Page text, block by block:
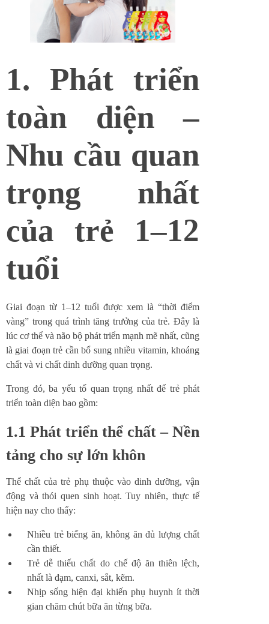
1. Phát triển
toàn diện –
Nhu cầu quan
trọng nhất
của trẻ 1–12
tuổi
Giai đoạn từ 1–12 tuổi được xem là “thời điểm
vàng” trong quá trình tăng trưởng của trẻ. Đây là
lúc cơ thể và não bộ phát triển mạnh mẽ nhất, cũng
là giai đoạn trẻ cần bổ sung nhiều vitamin, khoáng
chất và vi chất dinh dưỡng quan trọng.
Trong đó, ba yếu tố quan trọng nhất để trẻ phát
triển toàn diện bao gồm:
1.1 Phát triển thể chất – Nền
tảng cho sự lớn khôn
Thể chất của trẻ phụ thuộc vào dinh dưỡng, vận
động và thói quen sinh hoạt. Tuy nhiên, thực tế
hiện nay cho thấy:
Nhiều trẻ biếng ăn, không ăn đủ lượng chất
cần thiết.
Trẻ dễ thiếu chất do chế độ ăn thiên lệch,
nhất là đạm, canxi, sắt, kẽm.
Nhịp sống hiện đại khiến phụ huynh ít thời
gian chăm chút bữa ăn từng bữa.